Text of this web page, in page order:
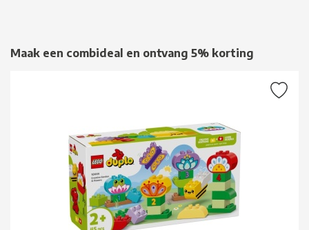
Maak een combideal en ontvang 5% korting